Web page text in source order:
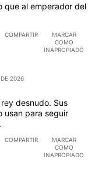
que al emperador del
COMPARTIR
MARCAR
COMO
INAPROPIADO
2026
desnudo. Sus
usan para seguir
COMPARTIR
MARCAR
COMO
INAPROPIADO